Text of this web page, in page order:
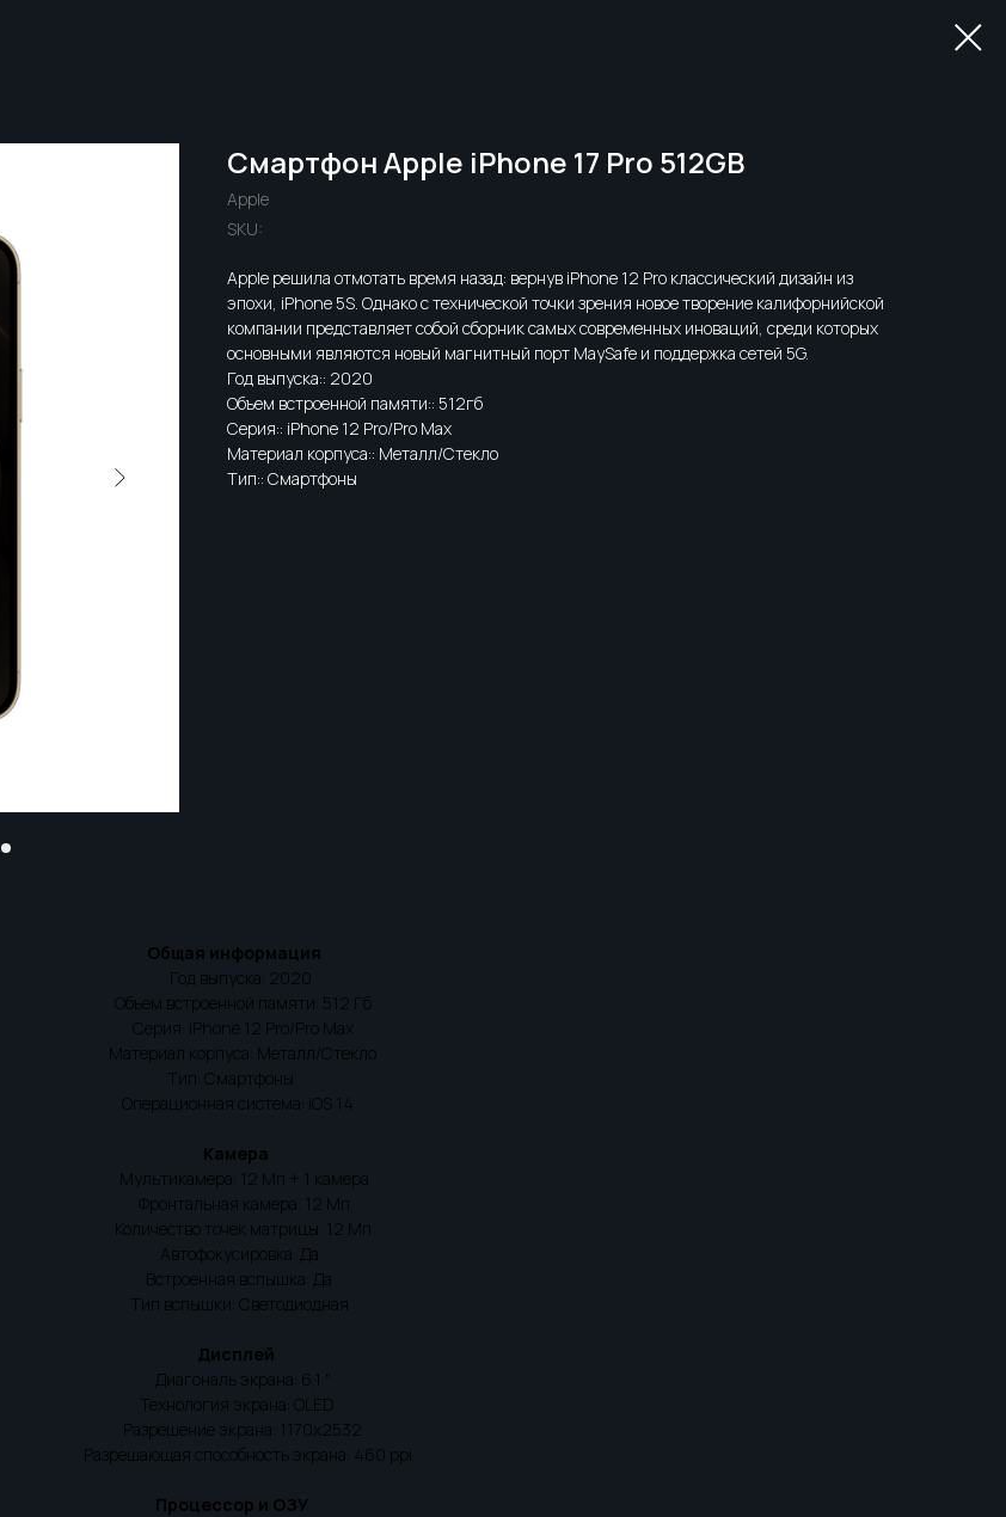
Смартфон Apple iPhone 17 Pro 512GB
Apple
SKU:
Apple решила отмотать время назад: вернув iPhone 12 Pro классический дизайн из
эпохи, iPhone 5S. Однако с технической точки зрения новое творение калифорнийской
компании представляет собой сборник самых современных иноваций, среди которых
основными являются новый магнитный порт MaySafe и поддержка сетей 5G.
Год выпуска:: 2020
Объем встроенной памяти:: 512гб
Серия:: iPhone 12 Pro/Pro Max
Материал корпуса:: Металл/Стекло
Тип:: Смартфоны
Общая информация
Год выпуска: 2020
Объем встроенной памяти: 512 Гб
Серия: iPhone 12 Pro/Pro Max
Материал корпуса: Металл/Стекло
Тип: Смартфоны
Операционная система: iOS 14
Камера
Мультикамера: 12 Мп + 1 камера
Фронтальная камера: 12 Мп
Количество точек матрицы: 12 Mп
Автофокусировка: Да
Встроенная вспышка: Да
Тип вспышки: Светодиодная
Дисплей
Диагональ экрана: 6,1 "
Технология экрана: OLED
Разрешение экрана: 1170x2532
Разрешающая способность экрана: 460 ppi
Процессор и ОЗУ